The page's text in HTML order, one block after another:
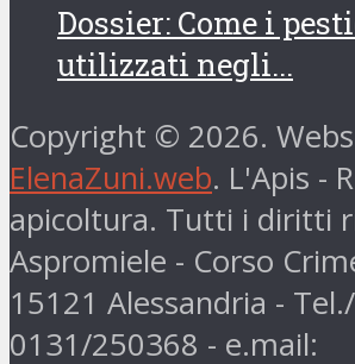
Dossier: Come i
utilizzati negli...
Copyright © 2026.
ElenaZuni.web. L'Apis -
apicoltura. Tutti i diritti
Aspromiele - Corso
15121 Alessandria -
0131/250368 - e.mail: